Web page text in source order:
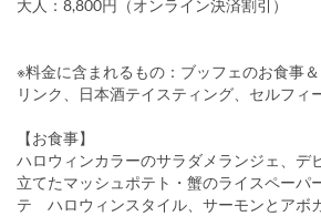
大人：8,800円（オンライン決済割引）
※料金に含まれるもの：ブッフェのお食事
リンク、日本酒テイスティング、セルフィ
【お食事】
ハロウィンカラーのサラダメランジェ、デ
立てたマッシュポテト・蟹のライスペーパ
テ ハロウィンスタイル、サーモンとアボ